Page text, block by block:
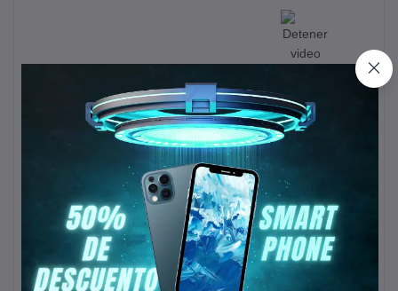
Cuatro
principales